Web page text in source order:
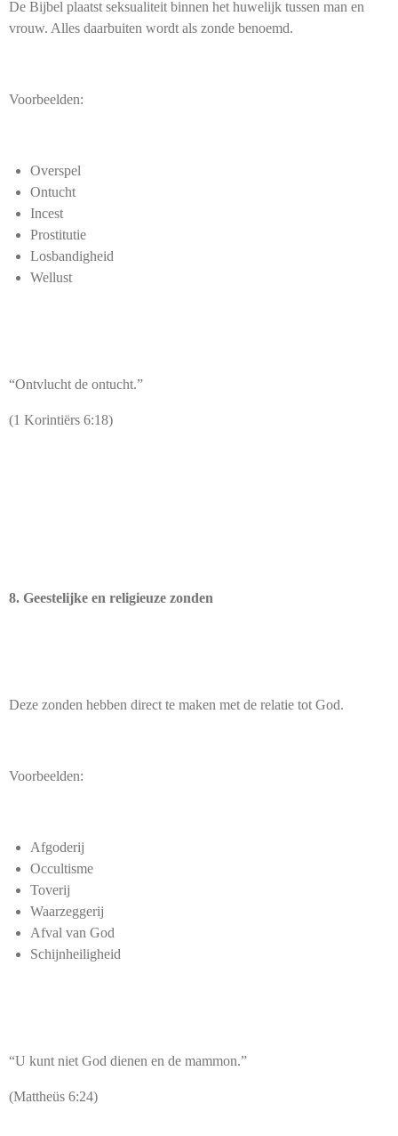
De Bijbel plaatst seksualiteit binnen het huwelijk tussen man en
vrouw. Alles daarbuiten wordt als zonde benoemd.
Voorbeelden:
Overspel
Ontucht
Incest
Prostitutie
Losbandigheid
Wellust
“Ontvlucht de ontucht.”
(1 Korintiërs 6:18)
8. Geestelijke en religieuze zonden
Deze zonden hebben direct te maken met de relatie tot God.
Voorbeelden:
Afgoderij
Occultisme
Toverij
Waarzeggerij
Afval van God
Schijnheiligheid
“U kunt niet God dienen en de mammon.”
(Mattheüs 6:24)